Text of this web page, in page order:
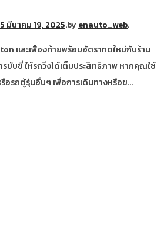
มีนาคม 19, 2025.by enauto_web.
และเฟืองท้ายพร้อมอัตราทดใหม่กับร้าน
รขับขี่ ให้รถวิ่งได้เต็มประสิทธิภาพ หากคุณใช้
อรถตู้รุ่นอื่นๆ เพื่อการเดินทางหรือข…